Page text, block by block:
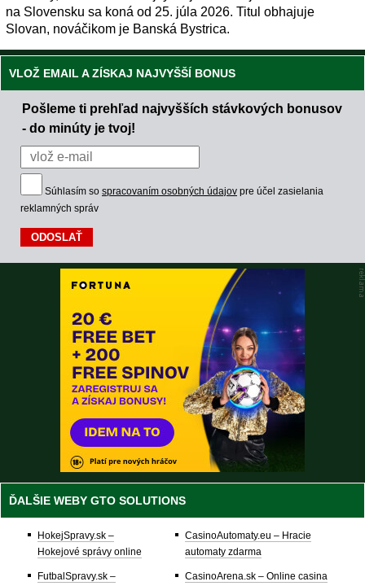
na Slovensku sa koná od 25. júla 2026. Titul obhajuje
Slovan, nováčikom je Banská Bystrica.
VLOŽ EMAIL A ZÍSKAJ NAJVYŠŠÍ BONUS
Pošleme ti prehľad najvyšších stávkových bonusov
- do minúty je tvoj!
Súhlasím so spracovaním osobných údajov pre účel zasielania
reklamných správ
ĎALŠIE WEBY GTO SOLUTIONS
HokejSpravy.sk –
Hokejové správy online
FutbalSpravy.sk –
CasinoAutomaty.eu – Hracie
automaty zdarma
CasinoArena.sk – Online casina